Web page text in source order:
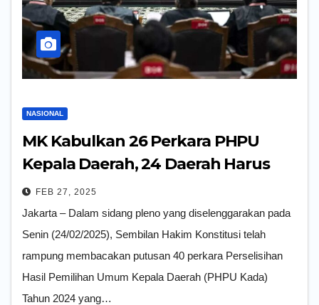
NASIONAL
MK Kabulkan 26 Perkara PHPU
Kepala Daerah, 24 Daerah Harus
Coblos Ulang
FEB 27, 2025
Jakarta – Dalam sidang pleno yang diselenggarakan pada
Senin (24/02/2025), Sembilan Hakim Konstitusi telah
rampung membacakan putusan 40 perkara Perselisihan
Hasil Pemilihan Umum Kepala Daerah (PHPU Kada)
Tahun 2024 yang…